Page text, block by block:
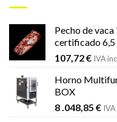
Pecho de
certificado 6,5
107,72€ IVA
Horno
BOX
8 .048,85 €